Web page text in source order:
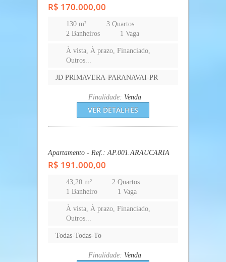
R$ 170.000,00
130 m²
3 Quartos
2 Banheiros
1 Vaga
À vista, À prazo, Financiado,
Outros...
JD PRIMAVERA-PARANAVAI-PR
Finalidade: Venda
VER DETALHES
Apartamento - Ref.: AP.001.ARAUCARIA
R$ 191.000,00
43,20 m²
2 Quartos
1 Banheiro
1 Vaga
À vista, À prazo, Financiado,
Outros...
Todas-Todas-To
Finalidade: Venda